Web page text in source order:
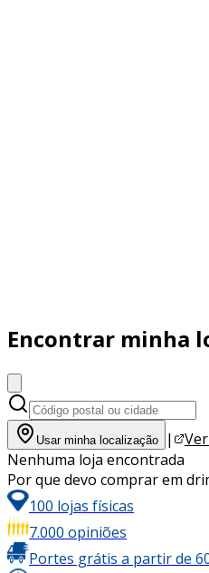
Encontrar minha
Usar minha localização |
Nenhuma loja encontrada
Por que devo comprar em
100 lojas físicas
7.000 opiniões
Portes grátis a partir de